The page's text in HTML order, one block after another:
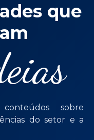
que
sobre
do setor e a